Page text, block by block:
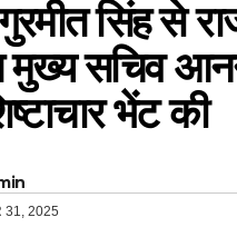
सिंह से
मुख्य सचिव
भेंट की
31, 2025